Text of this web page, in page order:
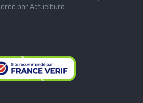
créé par Actuelburo